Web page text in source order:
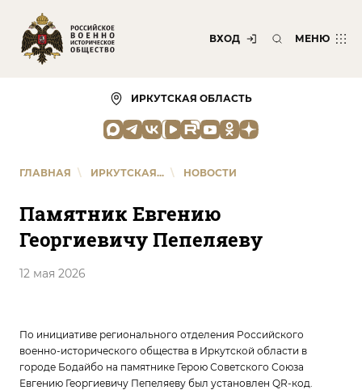
ВХОД МЕНЮ
ИРКУТСКАЯ ОБЛАСТЬ
ГЛАВНАЯ \ ИРКУТСКАЯ... \ НОВОСТИ
Памятник Евгению
Георгиевичу Пепеляеву
12 мая 2026
По инициативе регионального отделения Российского
военно-исторического общества в Иркутской области в
городе Бодайбо на памятнике Герою Советского Союза
Евгению Георгиевичу Пепеляеву был установлен QR-код.